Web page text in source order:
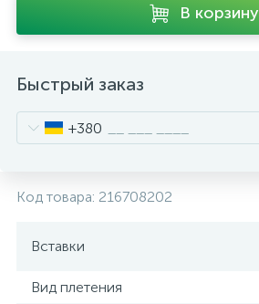
В корзину
Быстрый заказ
+380
Код товара: 216708202
Вставки
Вид плетения